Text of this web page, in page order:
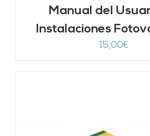
Manual del
Instalaciones
15,00€